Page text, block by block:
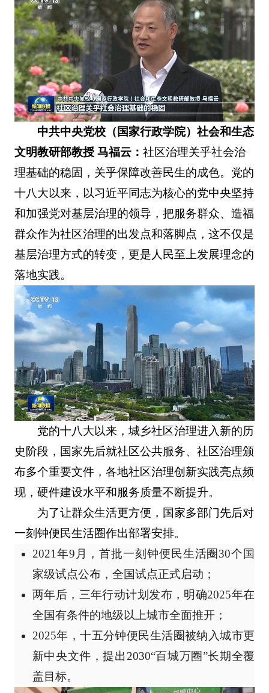
中共中央党校（国家行政学院）社会和生态
文明教研部教授 马福云： 社区治理关乎社会治
理基础的稳固，关乎保障改善民生的成色。党的
十八大以来，以习近平同志为核心的党中央坚持
和加强党对基层治理的领导，把服务群众、造福
群众作为社区治理的出发点和落脚点，这不仅是
基层治理方式的转变，更是人民至上发展理念的
落地实践。
党的十八大以来，城乡社区治理进入新的历
史阶段，国家先后就社区公共服务、社区治理颁
布多个重要文件，各地社区治理创新实践亮点频
现，硬件建设水平和服务质量不断提升。
为了让群众生活更方便，国家多部门先后对
一刻钟便民生活圈作出部署安排。
2021年9月，首批一刻钟便民生活圈30个国
家级试点公布，全国试点正式启动；
两年后，三年行动计划发布，明确2025年在
全国有条件的地级以上城市全面推开；
2025年，十五分钟便民生活圈被纳入城市更
新中央文件，提出2030“百城万圈”长期全覆
盖目标。